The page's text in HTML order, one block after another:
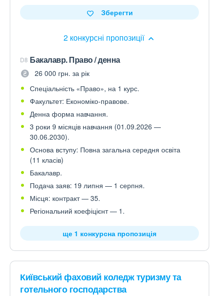
2 конкурсні пропозиції
Зберегти
D8 Бакалавр. Право / денна
26 000 грн. за рік
Спеціальність «Право», на 1 курс.
Факультет: Економіко-правове.
Денна форма навчання.
3 роки 9 місяців навчання (01.09.2026 —
30.06.2030).
Основа вступу: Повна загальна середня освіта
(11 класів)
Бакалавр.
Подача заяв: 19 липня — 1 серпня.
Місця: контракт — 35.
Регіональний коефіцієнт — 1.
ще 1 конкурсна пропозиція
Київський фаховий коледж туризму та
готельного господарства